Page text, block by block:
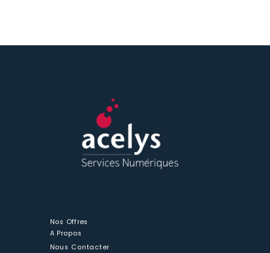
Nos Offres
A Propos
Nous Contacter